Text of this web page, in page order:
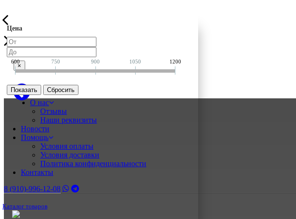
×
О нас
Отзывы
Наши реквизиты
Новости
Помощь
Условия оплаты
Условия доставки
Политика конфиденциальности
Контакты
8 (910)-996-12-08
Каталог товаров
Цена
600 750 900 1050 1200
Показать